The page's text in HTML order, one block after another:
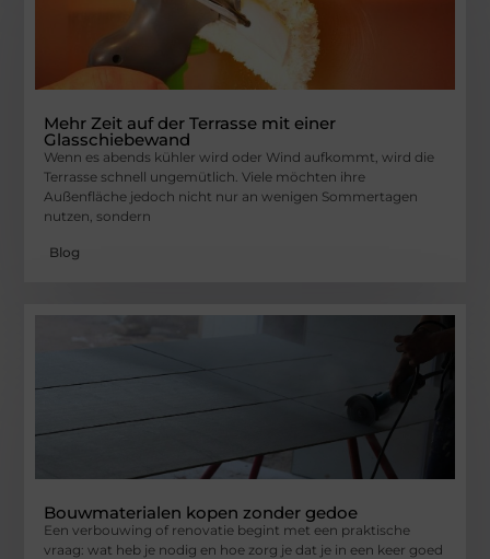
Mehr Zeit auf der Terrasse mit einer
Glasschiebewand
Wenn es abends kühler wird oder Wind aufkommt, wird die
Terrasse schnell ungemütlich. Viele möchten ihre
Außenfläche jedoch nicht nur an wenigen Sommertagen
nutzen, sondern
Blog
Bouwmaterialen kopen zonder gedoe
Een verbouwing of renovatie begint met een praktische
vraag: wat heb je nodig en hoe zorg je dat je in een keer goed